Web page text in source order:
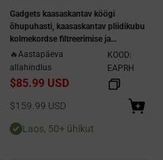
Gadgets kaasaskantav köögi
õhupuhasti, kaasaskantav pliidikubu
kolmekordse filtreerimise ja
kahekiiruselise
väljatõmbeventilaatoriga - Sakura
Candy
🔥Aastapäeva
allahindlus
$85.99 USD
KOOD:
EAPRH
Allahindlushind
$159.99 USD
Laos, 50+ ühikut